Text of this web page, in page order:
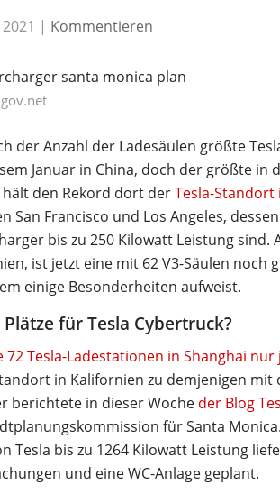
| Kommentieren
der Anzahl der Ladesäulen größte
Januar in China, doch der größte in
hält den Rekord dort derTesla-
San Francisco und Los Angeles,
bis zu 250 Kilowatt Leistung sind.
ist jetzt eine mit 62 V3-Säulen noch
einige Besonderheiten aufweist.
für Tesla Cybertruck?
72 Tesla-Ladestationen in Shanghai
in Kalifornien zu demjenigen
berichtete in dieser Woche der Blog
für Santa
Tesla bis zu 1264 Kilowatt Leistung
und eine WC-Anlage geplant.